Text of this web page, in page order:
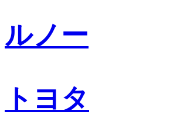
ルノー
トヨタ